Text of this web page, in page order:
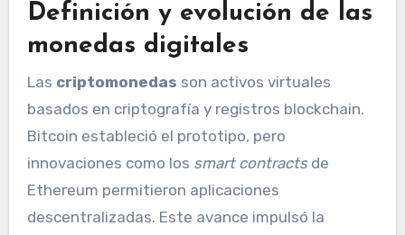
Definición y evolución de las
monedas digitales
Las criptomonedas son activos virtuales
basados en criptografía y registros blockchain.
Bitcoin estableció el prototipo, pero
innovaciones como los smart contractsde
Ethereum permitieron aplicaciones
descentralizadas. Este avance impulsó la